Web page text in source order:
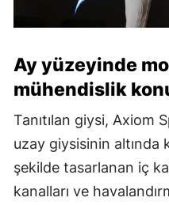
Ay yüzeyinde
mühendislik
Tanıtılan giysi, Axiom
uzay giysisinin altında
şekilde tasarlanan iç
kanalları ve